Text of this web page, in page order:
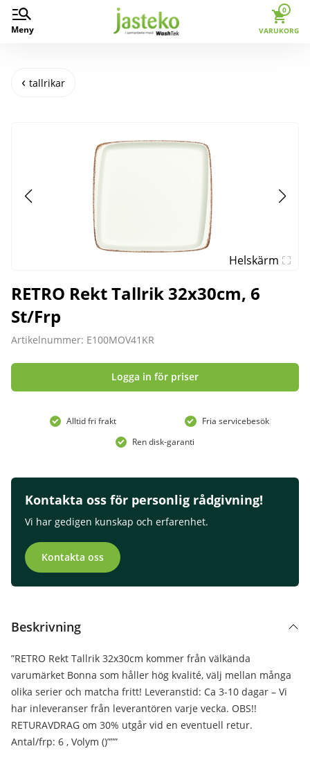
Meny
0
VARUKORG
tallrikar
Helskärm
RETRO Rekt Tallrik 32x30cm, 6
St/Frp
Artikelnummer: E100MOV41KR
Logga in för priser
Alltid fri frakt
Fria servicebesök
Ren disk-garanti
Kontakta oss för personlig rådgivning!
Vi har gedigen kunskap och erfarenhet.
Kontakta oss
Beskrivning
”RETRO Rekt Tallrik 32x30cm kommer från välkända
varumärket Bonna som håller hög kvalité, välj mellan många
olika serier och matcha fritt! Leveranstid: Ca 3-10 dagar – Vi
har inleveranser från leverantören varje vecka. OBS!!
RETURAVDRAG om 30% utgår vid en eventuell retur.
Antal/frp: 6 , Volym ()”””